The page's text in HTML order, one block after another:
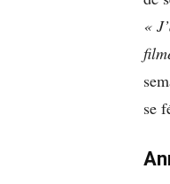
«
se